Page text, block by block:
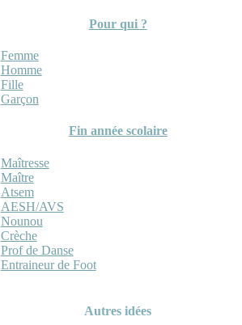
Pour qui ?
Femme
Homme
Fille
Garçon
Fin année scolaire
Maîtresse
Maître
Atsem
AESH/AVS
Nounou
Crèche
Prof de Danse
Entraineur de Foot
Autres idées